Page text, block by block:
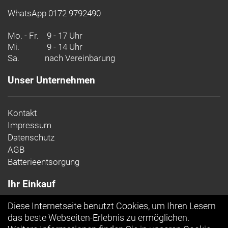
Rücklicht: Lezyne Light
Batterie: PowerTube 540Wh
Batteriekapazität: 540 Wh
Ladegerät: 2A Charger
Gewicht: 28,1 kg
Zulässiges Gesamtgewicht: 160 kg
WhatsApp 0172 9792490
Mo. - Fr. 9 - 17 Uhr
Mi.
9 - 14 Uhr
Sa.
nach Vereinbarung
Unser Unternehmen
Kontakt
Impressum
Datenschutz
AGB
Batterieentsorgung
Ihr Einkauf
Top Artikel
Diese Internetseite benutzt Cookies, um Ihren Lesern
das beste Webseiten-Erlebnis zu ermöglichen.